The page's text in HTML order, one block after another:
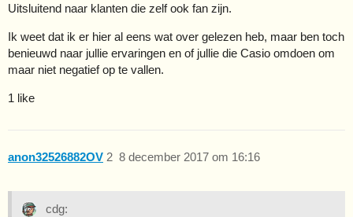
Uitsluitend naar klanten die zelf ook fan zijn.
Ik weet dat ik er hier al eens wat over gelezen heb, maar ben toch
benieuwd naar jullie ervaringen en of jullie die Casio omdoen om
maar niet negatief op te vallen.
1 like
anon32526882OV 8 december 2017 om 16:16
2
cdg: